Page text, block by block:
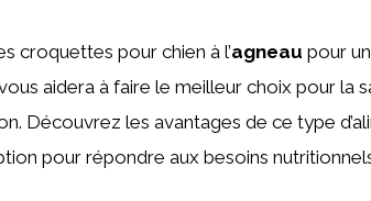
croquettes pour chien à l’agneau pour
aidera à faire le meilleur choix pour la
Découvrez les avantages de ce type
pour répondre aux besoins